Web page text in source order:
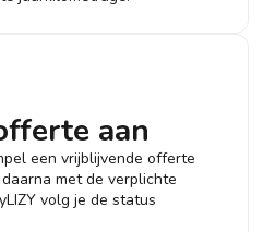
aan
een vrijblijvende offerte
met de verplichte
volg je de status